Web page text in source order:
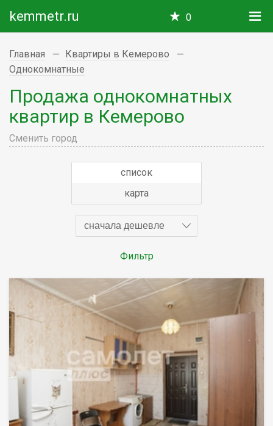
kemmetr.ru 0
Главная
Квартиры в Кемерово
Однокомнатные
Продажа однокомнатных
квартир в Кемерово
Сменить город
список
карта
сначала дешевле
Фильтр